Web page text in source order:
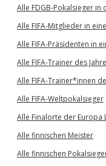
Alle FDGB-Pokalsieger in
Alle FIFA-Mitglieder in
Alle FIFA-Präsidenten in
Alle FIFA-Trainer des
Alle FIFA-Trainer*innen
Alle FIFA-Weltpokalsieger
Alle Finalorte der Europa
Alle finnischen Meister
Alle finnischen